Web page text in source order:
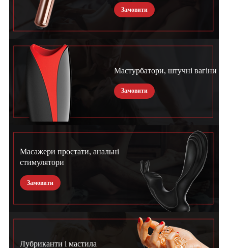
Замовити
Мастурбатори, штучні вагіни
Замовити
Масажери простати, анальні
стимулятори
Замовити
Лубриканти і мастила